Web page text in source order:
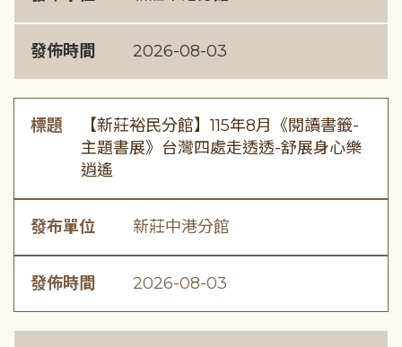
發佈時間 2026-08-03
標題
【新莊裕民分館】115年8月《閱讀書籤-
主題書展》台灣四處走透透-舒展身心樂
逍遙
發布單位 新莊中港分館
發佈時間 2026-08-03